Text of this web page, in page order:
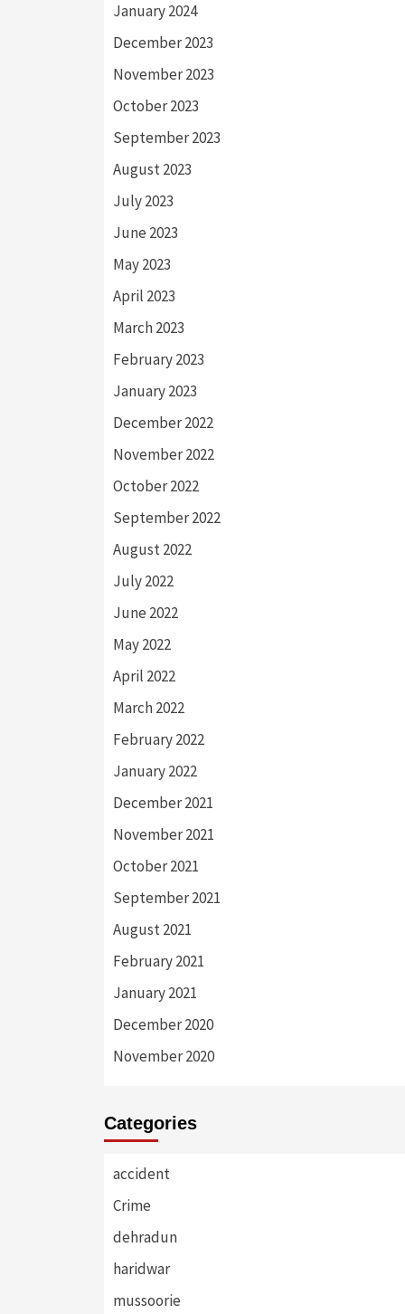
January 2024
December 2023
November 2023
October 2023
September 2023
August 2023
July 2023
June 2023
May 2023
April 2023
March 2023
February 2023
January 2023
December 2022
November 2022
October 2022
September 2022
August 2022
July 2022
June 2022
May 2022
April 2022
March 2022
February 2022
January 2022
December 2021
November 2021
October 2021
September 2021
August 2021
February 2021
January 2021
December 2020
November 2020
Categories
accident
Crime
dehradun
haridwar
mussoorie